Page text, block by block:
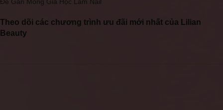
Đế Gắn Móng Giả Học Làm Nail
Theo dõi các chương trình ưu đãi mới nhất của Lilian
Beauty